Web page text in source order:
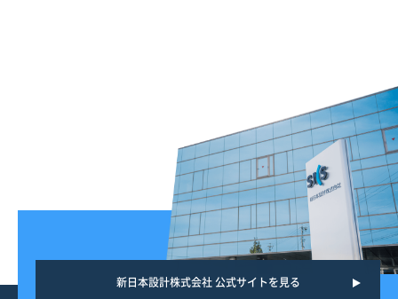
新日本設計株式会社 公式サイトを見る